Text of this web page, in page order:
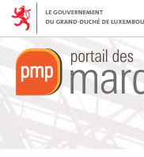
Aller
navigation
Aller
contenu